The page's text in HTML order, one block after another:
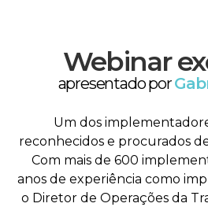
Webinar
apresentado por
Um dos
reconhecidos e procurados
Com mais de 600
anos de experiência como
o Diretor de Operações da